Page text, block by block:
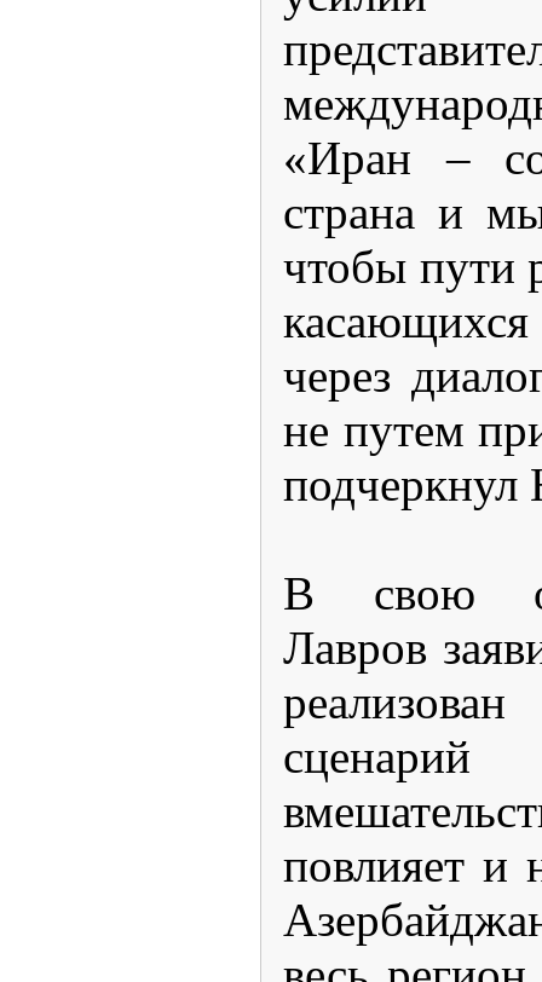
«Иран –
страна и
чтобы пути
через
не путем
подчеркнул
В свою
Лавров
повлияет